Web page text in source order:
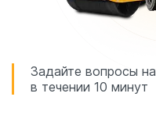
Задайте вопросы
в течении 10 минут